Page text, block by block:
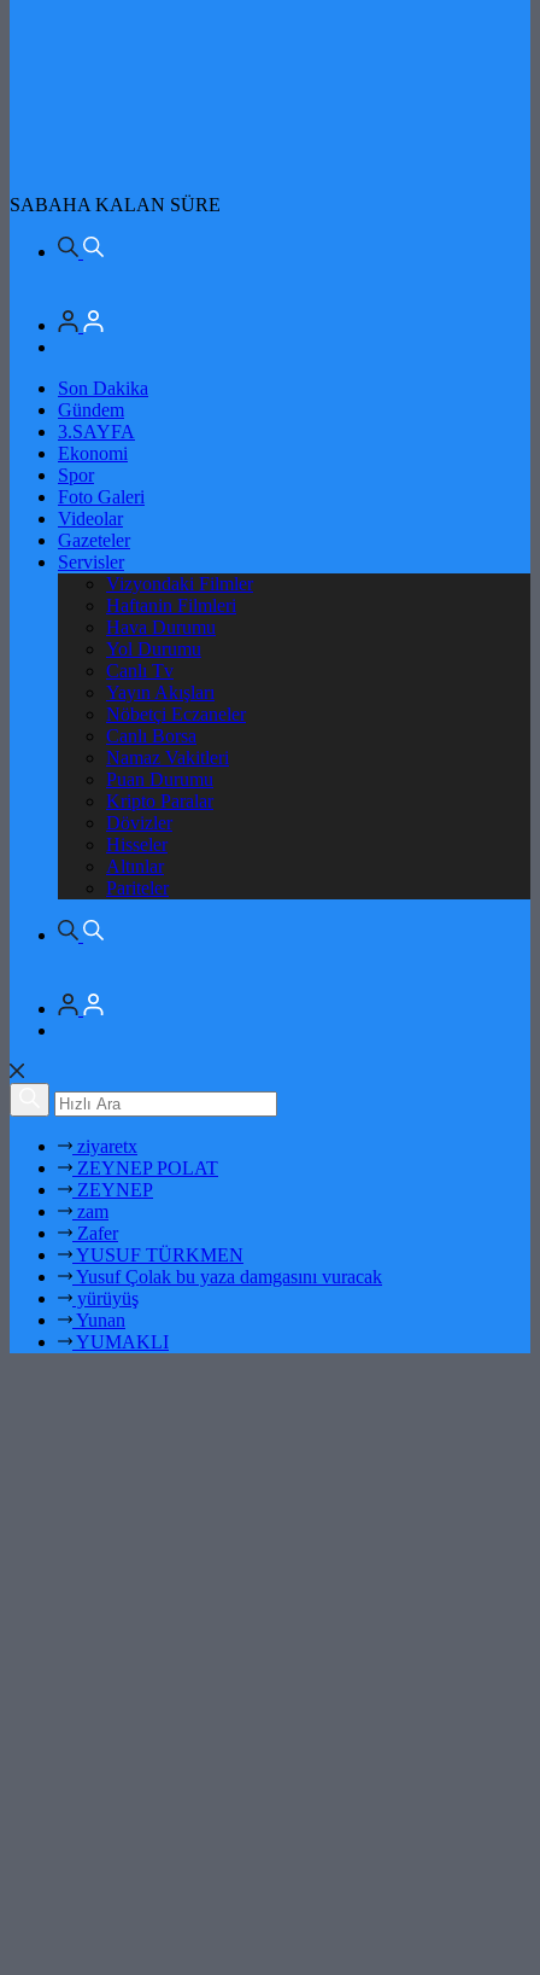
SABAHA KALAN SÜRE
Son Dakika
Gündem
3.SAYFA
Ekonomi
Spor
Foto Galeri
Videolar
Gazeteler
Servisler
Vizyondaki Filmler
Haftanin Filmleri
Hava Durumu
Yol Durumu
Canlı Tv
Yayın Akışları
Nöbetçi Eczaneler
Canlı Borsa
Namaz Vakitleri
Puan Durumu
Kripto Paralar
Dövizler
Hisseler
Altınlar
Pariteler
ziyaretx
ZEYNEP POLAT
ZEYNEP
zam
Zafer
YUSUF TÜRKMEN
Yusuf Çolak bu yaza damgasını vuracak
yürüyüş
Yunan
YUMAKLI